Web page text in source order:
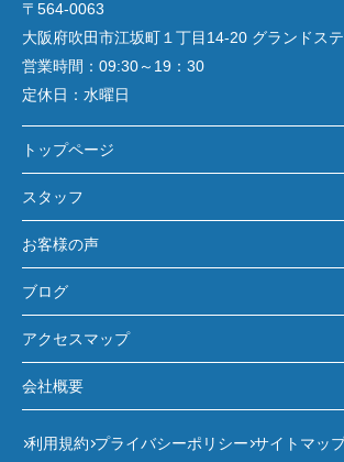
〒564-0063
大阪府吹田市江坂町１丁目14‐20 グランドス
営業時間： 09:30～19：30
定休日： 水曜日
トップページ
スタッフ
お客様の声
ブログ
アクセスマップ
会社概要
利用規約 プライバシーポリシー サイトマッ